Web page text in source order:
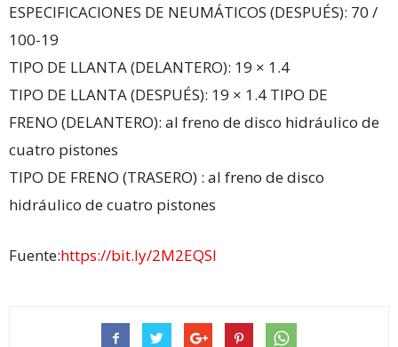
ESPECIFICACIONES DE NEUMÁTICOS (DESPUÉS): 70 /
100-19
TIPO DE LLANTA (DELANTERO): 19 × 1.4
TIPO DE LLANTA (DESPUÉS): 19 × 1.4 TIPO DE
FRENO (DELANTERO): al freno de disco hidráulico de
cuatro pistones
TIPO DE FRENO (TRASERO) : al freno de disco
hidráulico de cuatro pistones
Fuente:https://bit.ly/2M2EQSl